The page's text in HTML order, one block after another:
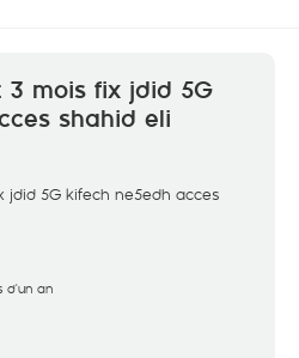
3 mois fix jdid 5G
shahid eli
jdid 5G kifech ne5edh acces
d'un an